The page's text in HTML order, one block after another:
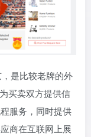
是比较老牌的外
买卖双方提供信
服务，同时提供
商在互联网上展